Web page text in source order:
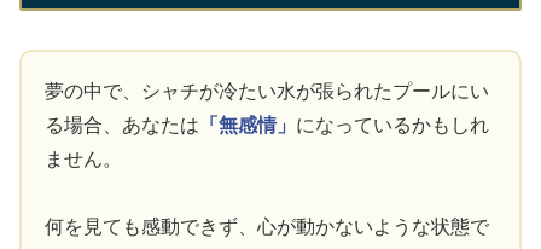
夢の中で、シャチが冷たい水が張られたプールにい
る場合、あなたは 「無感情」 になっているかもしれ
ません。
何を見ても感動できず、心が動かないような状態で